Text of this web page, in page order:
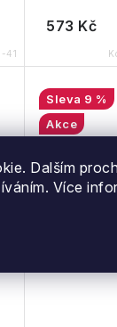
Dalším
Více
41
573 Kč
9 %
Akce